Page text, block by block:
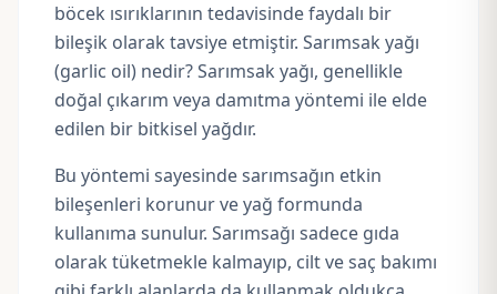
böcek ısırıklarının tedavisinde faydalı bir
bileşik olarak tavsiye etmiştir. Sarımsak yağı
(garlic oil) nedir? Sarımsak yağı, genellikle
doğal çıkarım veya damıtma yöntemi ile elde
edilen bir bitkisel yağdır.
Bu yöntemi sayesinde sarımsağın etkin
bileşenleri korunur ve yağ formunda
kullanıma sunulur. Sarımsağı sadece gıda
olarak tüketmekle kalmayıp, cilt ve saç bakımı